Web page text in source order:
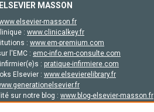
MASSON
masson.fr
: www.clinicalkey.fr
: www.em-premium.com
l'EMC : emc-info.em-consulte.com
: pratique-infirmiere.com
Elsevier : www.elsevierelibrary.fr
sur notre blog : www.blog-elsevier-masson.fr